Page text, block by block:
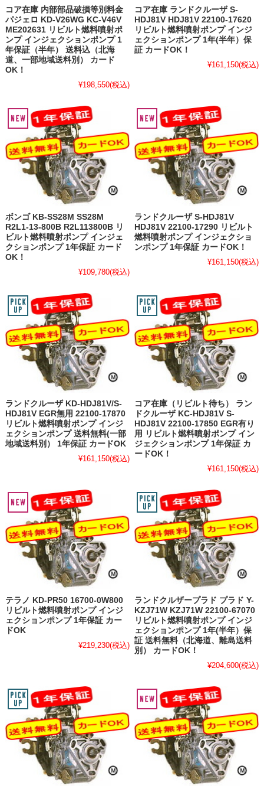
コア在庫 内部部品破損等別料金
パジェロ KD-V26WG KC-V46V
ME202631 リビルト燃料噴射ポ
ンプ インジェクションポンプ 1
年保証（半年） 送料込（北海
道、一部地域送料別） カード
OK！
¥198,550(税込)
コア在庫 ランドクルーザ S-
HDJ81V HDJ81V 22100-17620
リビルト燃料噴射ポンプ インジ
ェクションポンプ 1年(半年）保
証 カードOK！
¥161,150(税込)
ボンゴ KB-SS28M SS28M
R2L1-13-800B R2L113800B リ
ビルト燃料噴射ポンプ インジェ
クションポンプ 1年保証 カード
OK！
¥109,780(税込)
ランドクルーザ S-HDJ81V
HDJ81V 22100-17290 リビルト
燃料噴射ポンプ インジェクショ
ンポンプ 1年保証 カードOK！
¥161,150(税込)
ランドクルーザ KD-HDJ81V/S-
HDJ81V EGR無用 22100-17870
リビルト燃料噴射ポンプ インジ
ェクションポンプ 送料無料(一部
地域送料別） 1年保証 カードOK
¥161,150(税込)
コア在庫（リビルト待ち） ラン
ドクルーザ KC-HDJ81V S-
HDJ81V 22100-17850 EGR有り
用 リビルト燃料噴射ポンプ イン
ジェクションポンプ 1年保証 カ
ードOK！
¥161,150(税込)
テラノ KD-PR50 16700-0W800
リビルト燃料噴射ポンプ インジ
ェクションポンプ 1年保証 カー
ドOK
¥219,230(税込)
ランドクルザープラド プラド Y-
KZJ71W KZJ71W 22100-67070
リビルト燃料噴射ポンプ インジ
ェクションポンプ 1年(半年）保
証 送料無料（北海道、離島送料
別） カードOK！
¥204,600(税込)